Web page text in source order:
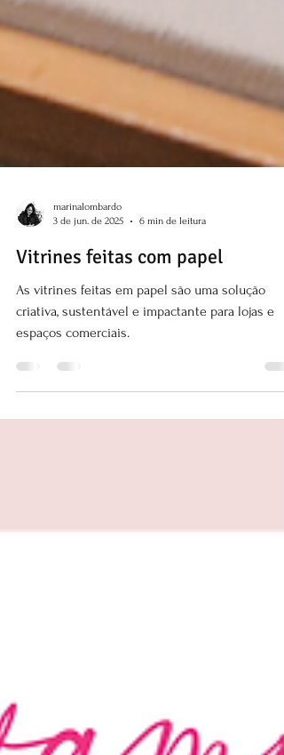
3 de jun. de 2025
6 min de leitura
Vitrines feitas com papel
As vitrines feitas em papel são uma solução
criativa, sustentável e impactante para lojas e
espaços comerciais.